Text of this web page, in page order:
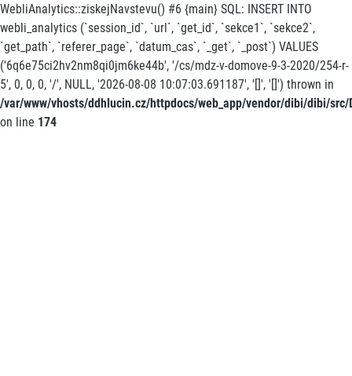
WebliAnalytics::ziskejNavstevu() #6 {main} SQL: INSERT INTO
webli_analytics (`session_id`, `url`, `get_id`, `sekce1`, `sekce2`,
`get_path`, `referer_page`, `datum_cas`, `_get`, `_post`) VALUES
('6q6e75ci2hv2nm8qi0jm6ke44b', '/cs/mdz-v-domove-9-3-2020/254-r-
5', 0, 0, 0, '/', NULL, '2026-08-08 10:07:03.691187', '[]', '[]') thrown in
/var/www/vhosts/ddhlucin.cz/httpdocs/web_app/vendor/dibi/dibi/
on line 174